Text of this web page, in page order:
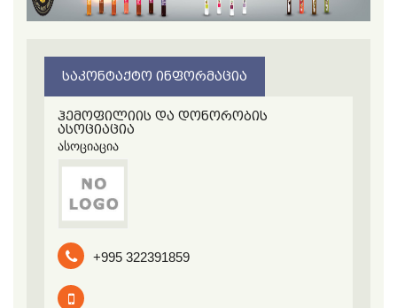
ᲡᲐᲙᲝᲜᲢᲐᲥᲢᲝ ᲘᲜᲤᲝᲠᲛᲐᲪᲘᲐ
ჰემოფილიის და დონორობის
ასოციაცია
ასოციაცია
+995 322391859